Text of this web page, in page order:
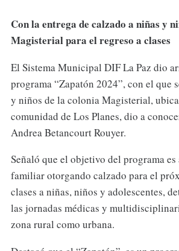
Con la entrega de calzado a niñas y
Magisterial para el regreso a clases
El Sistema Municipal DIF La Paz dio
programa “Zapatón 2024”, con el que
y niños de la colonia Magisterial,
comunidad de Los Planes, dio a
Andrea Betancourt Rouyer.
Señaló que el objetivo del programa es
familiar otorgando calzado para el
clases a niñas, niños y adolescentes,
las jornadas médicas y
zona rural como urbana.